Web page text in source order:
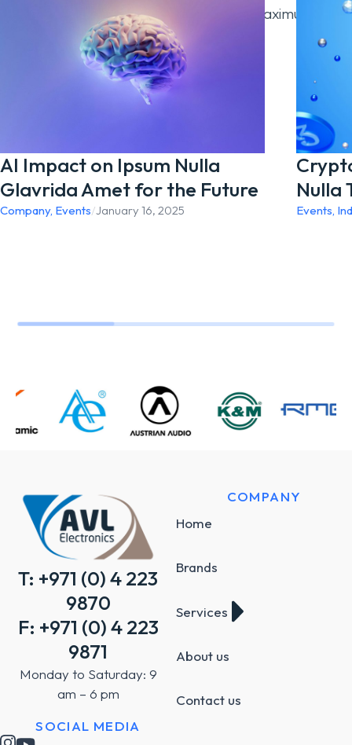
Donec quis diam felis. Etiam id quam maximus,
tempus justo at posuere est!
Visit Official Website
AI Impact on Ipsum Nulla
Glavrida Amet for the Future
Company, Events/January 16, 2025
Nulla
Events,
T: +971 (0) 4 223
9870
F: +971 (0) 4 223
9871
Monday to Saturday: 9
am – 6 pm
COMPANY
Home
Brands
Services
About us
Contact us
SOCIAL MEDIA